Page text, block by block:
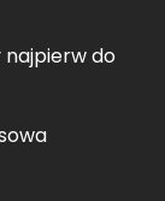
najpierw do